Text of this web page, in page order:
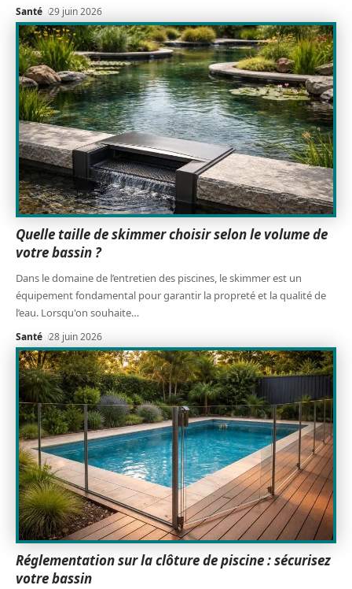
Santé 29 juin 2026
Quelle taille de skimmer choisir selon le volume de
votre bassin ?
Dans le domaine de l’entretien des piscines, le skimmer est un
équipement fondamental pour garantir la propreté et la qualité de
l’eau. Lorsqu'on souhaite…
Santé 28 juin 2026
Réglementation sur la clôture de piscine : sécurisez
votre bassin